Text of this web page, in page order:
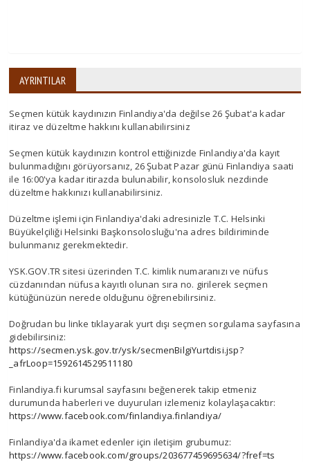
AYRINTILAR
Seçmen kütük kaydınızın Finlandiya'da değilse 26 Şubat'a kadar
itiraz ve düzeltme hakkını kullanabilirsiniz
Seçmen kütük kaydınızın kontrol ettiğinizde Finlandiya'da kayıt
bulunmadığını görüyorsanız, 26 Şubat Pazar günü Finlandiya saati
ile 16:00'ya kadar itirazda bulunabilir, konsolosluk nezdinde
düzeltme hakkınızı kullanabilirsiniz.
Düzeltme işlemi için Finlandiya'daki adresinizle T.C. Helsinki
Büyükelçiliği Helsinki Başkonsolosluğu'na adres bildiriminde
bulunmanız gerekmektedir.
YSK.GOV.TR sitesi üzerinden T.C. kimlik numaranızı ve nüfus
cüzdanından nüfusa kayıtlı olunan sıra no. girilerek seçmen
kütüğünüzün nerede olduğunu öğrenebilirsiniz.
Doğrudan bu linke tıklayarak yurt dışı seçmen sorgulama sayfasına
gidebilirsiniz:
https://secmen.ysk.gov.tr/ysk/secmenBilgiYurtdisi.jsp?
_afrLoop=1592614529511180
Finlandiya.fi kurumsal sayfasını beğenerek takip etmeniz
durumunda haberleri ve duyuruları izlemeniz kolaylaşacaktır:
https://www.facebook.com/finlandiya.finlandiya/
Finlandiya'da ikamet edenler için iletişim grubumuz:
https://www.facebook.com/groups/203677459695634/?fref=ts